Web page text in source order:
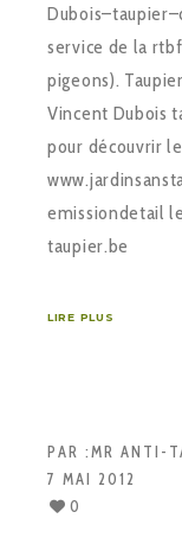
service de la
pigeons).
Vincent Dubois
pour découvrir
emission­detail
taupier.be
LIRE PLUS
PAR :MR ANTI-
7 MAI 2012
0